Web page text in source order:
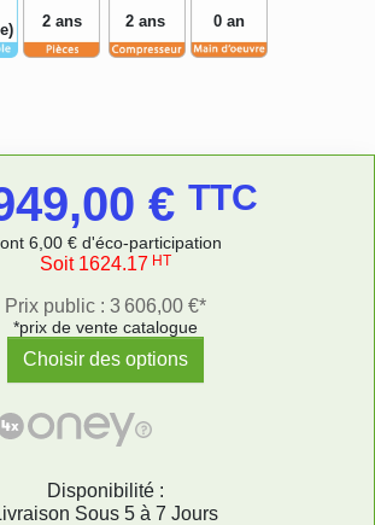
2 ans 2 ans 0 an
€ TTC
6,00 € d'éco-participation
Soit 1624.17 HT
Prix public : 3 606,00 €*
*prix de vente catalogue
Choisir des options
Disponibilité :
Sous 5 à 7 Jours